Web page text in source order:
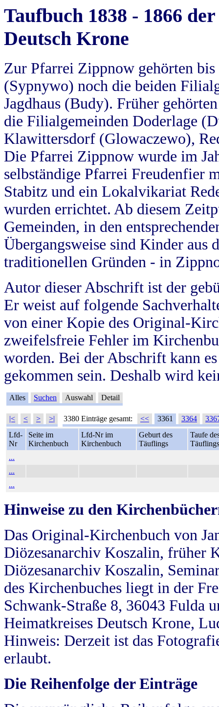
Taufbuch 1838 - 1866
Deutsch Krone
Zur Pfarrei Zippnow gehörten
(Sypnywo) noch die beiden
Jagdhaus (Budy). Früher
die Filialgemeinden Doderlage
Klawittersdorf (Glowaczewo),
Die Pfarrei Zippnow wurde im
selbständige Pfarrei Freudenfier
Stabitz und ein Lokalvikariat
wurden errichtet. Ab diesem
Gemeinden, in den
Übergangsweise sind Kinder aus
traditionellen Gründen - in
Autor dieser Abschrift ist der
Er weist auf folgende
von einer Kopie des Original-
zweifelsfreie Fehler im
worden. Bei der Abschrift kann
gekommen sein. Deshalb wird
Alles Suchen Auswahl Detail
|< < > >| 3380 Einträge gesamt: << 3361 3364
Lfd-
Nr
Seite im
Kirchenbuch
Lfd-Nr im
Kirchenbuch
Geburt des
Täuflings
Taufe
Täuflings
...
...
...
Hinweise zu den
Das Original-Kirchenbuch von
Diözesanarchiv Koszalin, früher
Diözesanarchiv Koszalin,
des Kirchenbuches liegt in der
Schwank-Straße 8, 36043 Fulda
Heimatkreises Deutsch Krone,
Hinweis: Derzeit ist das
erlaubt.
Die Reihenfolge der Einträge